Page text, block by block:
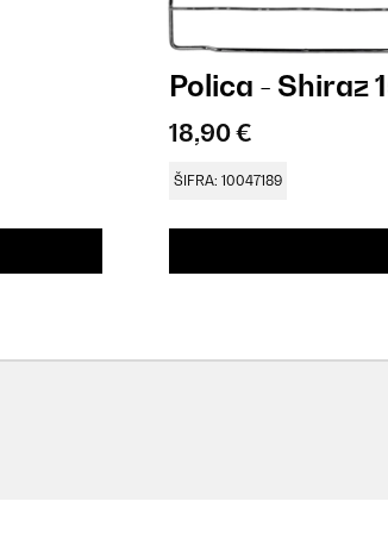
Polica - Shiraz
18,90 €
ŠIFRA: 10047189